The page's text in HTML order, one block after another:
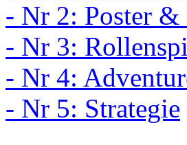
- Nr 2: Poster &
- Nr 3:
- Nr 4:
- Nr 5: Strategie